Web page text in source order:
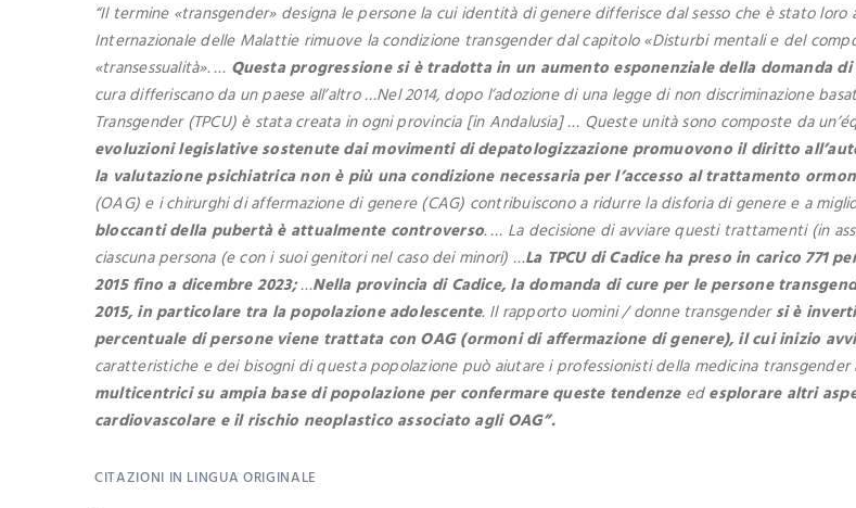
“Il termine «transgender» designa le persone la cui identità di genere differisce dal sesso che è stato loro
Internazionale delle Malattie rimuove la condizione transgender dal capitolo «Disturbi mentali e del
«transessualità». … Questa progressione si è tradotta in un aumento esponenziale della domanda
cura differiscano da un paese all’altro …Nel 2014, dopo l’adozione di una legge di non discriminazione
Transgender (TPCU) è stata creata in ogni provincia [in Andalusia] … Queste unità sono composte da
evoluzioni legislative sostenute dai movimenti di depatologizzazione promuovono il diritto
la valutazione psichiatrica non è più una condizione necessaria per l’accesso al trattamento
(OAG) e i chirurghi di affermazione di genere (CAG) contribuiscono a ridurre la disforia di genere e a
bloccanti della pubertà è attualmente controverso. … La decisione di avviare questi trattamenti (in
ciascuna persona (e con i suoi genitori nel caso dei minori) …La TPCU di Cadice ha preso in carico 771
2015 fino a dicembre 2023;…Nella provincia di Cadice, la domanda di cure per le persone
2015, in particolare tra la popolazione adolescente. Il rapporto uomini / donne transgendersi è
percentuale di persone viene trattata con OAG (ormoni di affermazione di genere), il cui inizio
caratteristiche e dei bisogni di questa popolazione può aiutare i professionisti della medicina transgender
multicentrici su ampia base di popolazione per confermare queste tendenzeedesplorare altri
cardiovascolare e il rischio neoplastico associato agli OAG”.
CITAZIONI IN LINGUA ORIGINALE